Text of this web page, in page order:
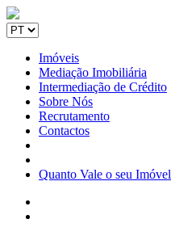
Imóveis
Mediação Imobiliária
Intermediação de Crédito
Sobre Nós
Recrutamento
Contactos
Quanto Vale o seu Imóvel